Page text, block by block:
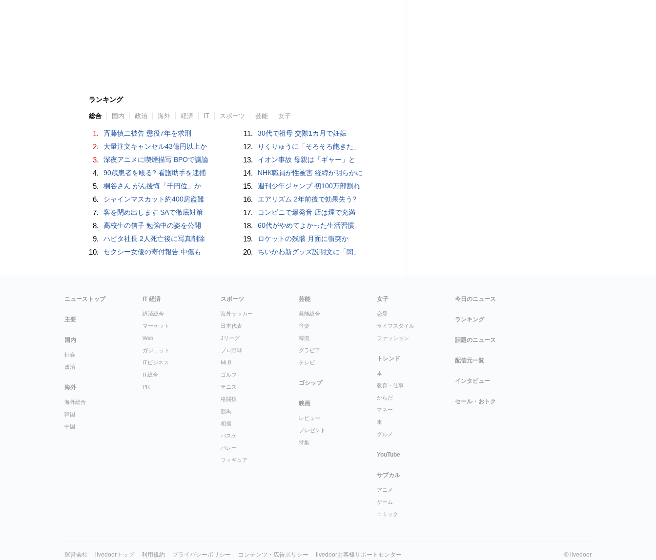
ランキング
総合 国内 政治 海外 経済 IT スポーツ 芸能 女子
1. 斉藤慎二被告 懲役7年を求刑
2. 大量注文キャンセル43億円以上か
3. 深夜アニメに喫煙描写 BPOで議論
4. 90歳患者を殴る? 看護助手を逮捕
5. 桐谷さん がん後悔「千円位」か
6. シャインマスカット約400房盗難
7. 客を閉め出します SAで徹底対策
8. 高校生の信子 勉強中の姿を公開
9. ハビタ社長 2人死亡後に写真削除
10. セクシー女優の寄付報告 中傷も
11. 30代で祖母 交際1カ月で妊娠
12. りくりゅうに「そろそろ飽きた」
13. イオン事故 母親は「ギャー」と
14. NHK職員が性被害 経緯が明らかに
15. 週刊少年ジャンプ 初100万部割れ
16. エアリズム 2年前後で効果失う?
17. コンビニで爆発音 店は煙で充満
18. 60代がやめてよかった生活習慣
19. ロケットの残骸 月面に衝突か
20. ちいかわ新グッズ説明文に「闇」
ニューストップ
主要
国内
社会
政治
海外
海外総合
韓国
中国
IT 経済
経済総合
マーケット
Web
ガジェット
ITビジネス
IT総合
PR
スポーツ
海外サッカー
日本代表
Jリーグ
プロ野球
MLB
ゴルフ
テニス
格闘技
競馬
相撲
バスケ
バレー
フィギュア
芸能
芸能総合
音楽
韓流
グラビア
テレビ
ゴシップ
映画
レビュー
プレゼント
特集
女子
恋愛
ライフスタイル
ファッション
トレンド
本
教育・仕事
からだ
マネー
車
グルメ
YouTube
サブカル
アニメ
ゲーム
コミック
今日のニュース
ランキング
話題のニュース
配信元一覧
インタビュー
セール・おトク
運営会社 livedoorトップ 利用規約 プライバシーポリシー コンテンツ・広告ポリシー livedoorお客様サポートセンター © livedoor